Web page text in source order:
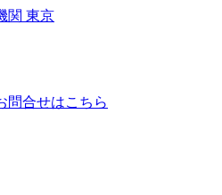
問合せはこちら